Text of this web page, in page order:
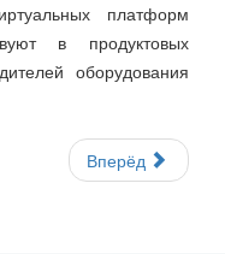
платформ
в продуктовых
оборудования
Вперёд